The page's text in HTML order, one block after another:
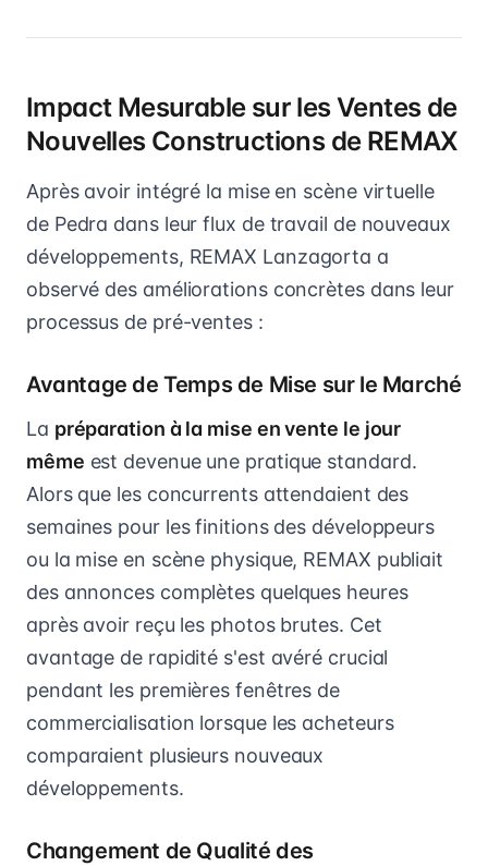
Impact Mesurable sur les Ventes de
Nouvelles Constructions de REMAX
Après avoir intégré la mise en scène virtuelle
de Pedra dans leur flux de travail de nouveaux
développements, REMAX Lanzagorta a
observé des améliorations concrètes dans leur
processus de pré-ventes :
Avantage de Temps de Mise sur le Marché
La préparation à la mise en vente le jour
même est devenue une pratique standard.
Alors que les concurrents attendaient des
semaines pour les finitions des développeurs
ou la mise en scène physique, REMAX publiait
des annonces complètes quelques heures
après avoir reçu les photos brutes. Cet
avantage de rapidité s'est avéré crucial
pendant les premières fenêtres de
commercialisation lorsque les acheteurs
comparaient plusieurs nouveaux
développements.
Changement de Qualité des